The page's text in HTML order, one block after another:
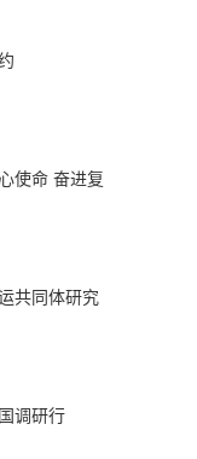
使命 奋进复
共同体研究
调研行